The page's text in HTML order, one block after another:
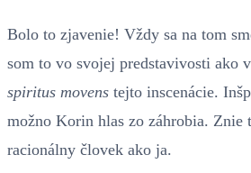
Bolo to zjavenie! Vždy sa na tom
som to vo svojej predstavivosti ako
spiritus movens tejto inscenácie.
možno Korin hlas zo záhrobia. Znie
racionálny človek ako ja.